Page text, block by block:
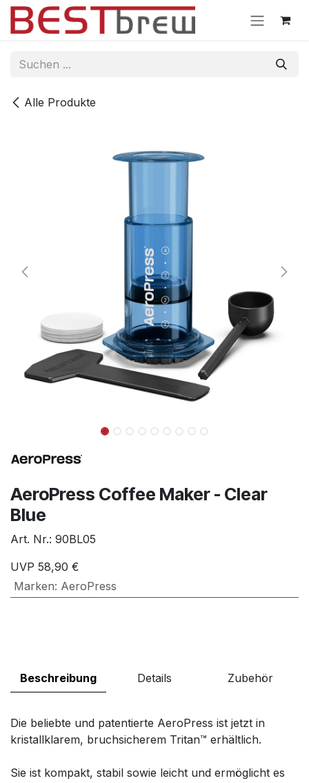
Zum Inhalt springen
Alle Produkte
AeroPress Coffee Maker - Clear
Blue
Art. Nr.: 90BL05
UVP 58,90 €
Marken: AeroPress
Beschreibung Details Zubehör
Die beliebte und patentierte AeroPress ist jetzt in
kristallklarem, bruchsicherem Tritan™ erhältlich.
Sie ist kompakt, stabil sowie leicht und ermöglicht es